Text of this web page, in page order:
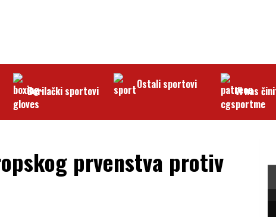
Borilački sportovi Ostali sportovi Vi nas
prvenstva protiv